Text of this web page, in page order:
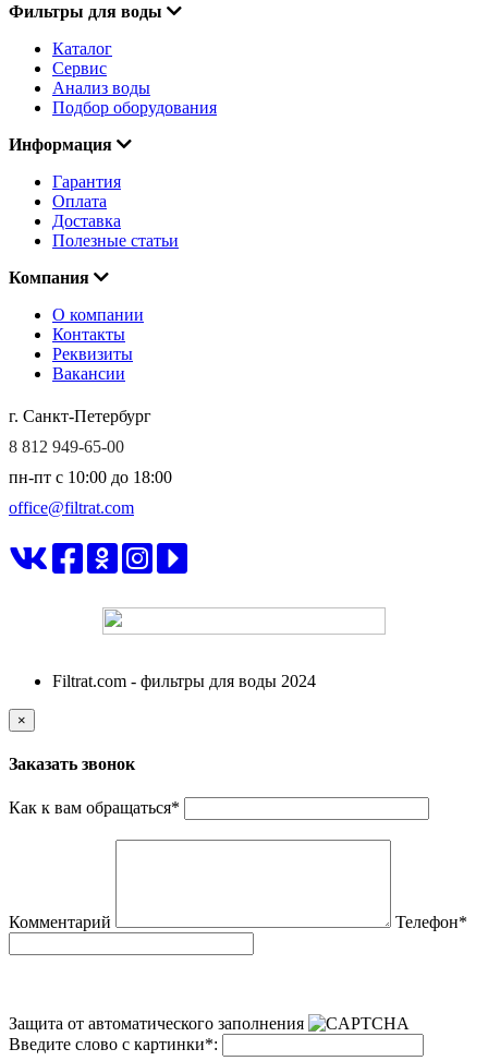
Фильтры для воды
Каталог
Сервис
Анализ воды
Подбор оборудования
Информация
Гарантия
Оплата
Доставка
Полезные статьи
Компания
О компании
Контакты
Реквизиты
Вакансии
г. Санкт-Петербург
8 812 949-65-00
пн-пт c 10:00 до 18:00
office@filtrat.com
Filtrat.com - фильтры для воды 2024
×
Заказать звонок
Как к вам обращаться*
Комментарий Телефон*
Защита от автоматического заполнения
Введите слово с картинки*: